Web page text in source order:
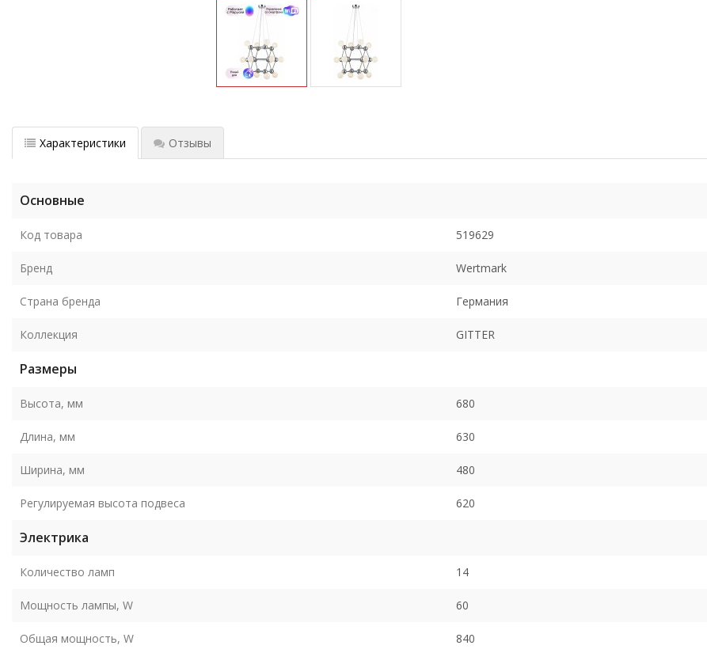
Характеристики Отзывы
Основные
Код товара 519629
Бренд Wertmark
Страна бренда Германия
Коллекция GITTER
Размеры
Высота, мм 680
Длина, мм 630
Ширина, мм 480
Регулируемая высота подвеса 620
Электрика
Количество ламп 14
Мощность лампы, W 60
Общая мощность, W 840